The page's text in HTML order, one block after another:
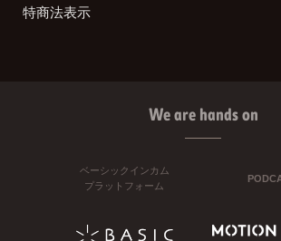
特商法表示
We are hands on
ベーシックインカム
プラットフォーム